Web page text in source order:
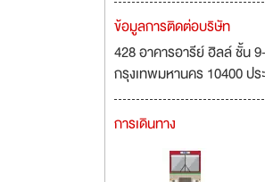
ข้อมูลการติดต่อบริษัท
428 อาคารอารีย์ ฮิลล์ ชั้น
กรุงเทพมหานคร 10400 ปร
การเดินทาง